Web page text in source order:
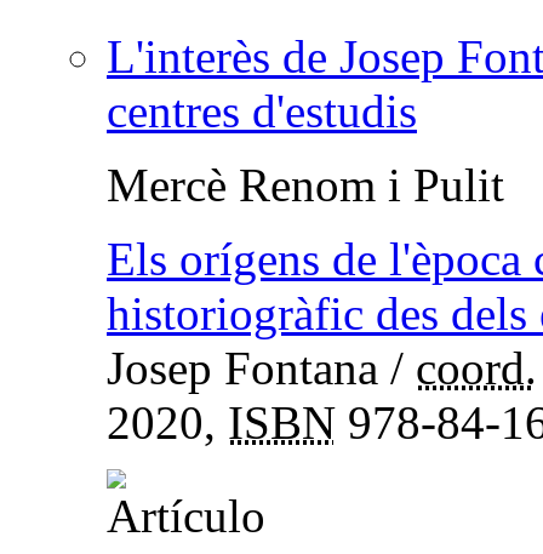
L'interès de Josep
centres d'estudis
Mercè Renom i Pulit
Els orígens de l'època
historiogràfic des dels
Josep Fontana / coord.
2020, ISBN 978-84-